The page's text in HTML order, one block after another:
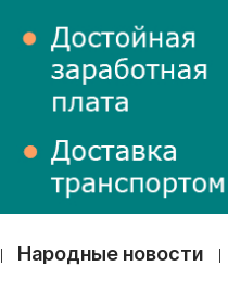
Народные новости